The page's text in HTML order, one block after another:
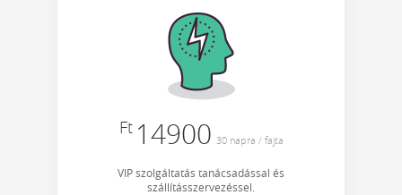
Ft 14900 30 napra / fajta
VIP szolgáltatás tanácsadással és
szállításszervezéssel.